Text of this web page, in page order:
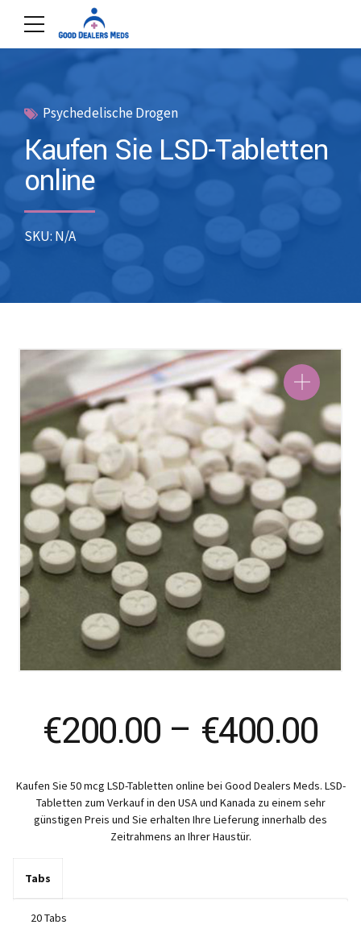
Psychedelische Drogen
Kaufen Sie LSD-Tabletten
online
SKU: N/A
€200.00 – €400.00
Kaufen Sie 50 mcg LSD-Tabletten online bei Good Dealers Meds. LSD-
Tabletten zum Verkauf in den USA und Kanada zu einem sehr
günstigen Preis und Sie erhalten Ihre Lieferung innerhalb des
Zeitrahmens an Ihrer Haustür.
Tabs